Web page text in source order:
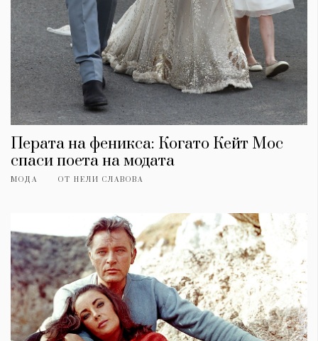
Перата на феникса: Когато Кейт Мос
спаси поета на модата
МОДА ОТ НЕЛИ СЛАВОВА